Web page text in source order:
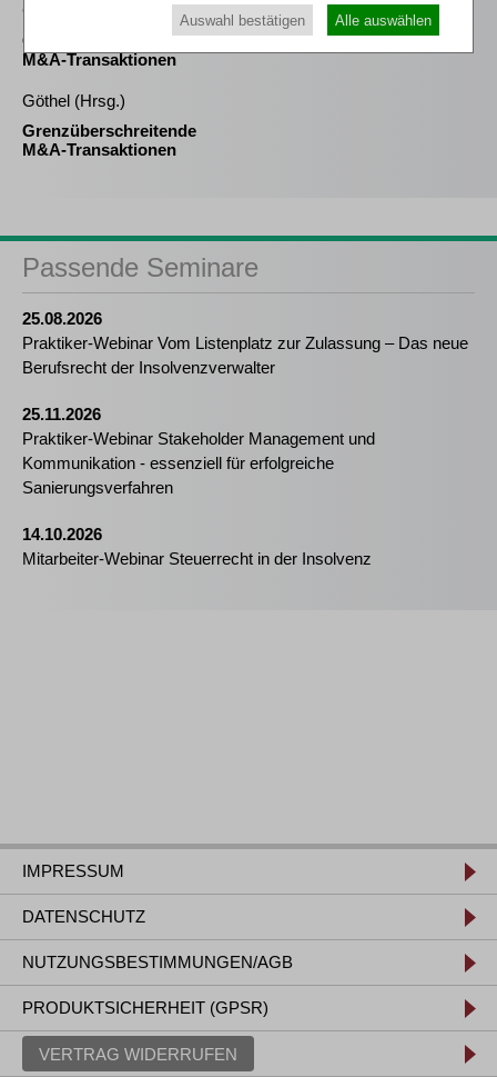
Göthel (Hrsg.)
Grenzüberschreitende
M&A-Transaktionen
Göthel (Hrsg.)
Grenzüberschreitende
M&A-Transaktionen
Passende Seminare
25.08.2026
Praktiker-Webinar Vom Listenplatz zur Zulassung – Das neue
Berufsrecht der Insolvenzverwalter
25.11.2026
Praktiker-Webinar Stakeholder Management und
Kommunikation - essenziell für erfolgreiche
Sanierungsverfahren
14.10.2026
Mitarbeiter-Webinar Steuerrecht in der Insolvenz
IMPRESSUM
DATENSCHUTZ
NUTZUNGSBESTIMMUNGEN/AGB
PRODUKTSICHERHEIT (GPSR)
VERTRAG WIDERRUFEN
Auswahl bestätigen Alle auswählen